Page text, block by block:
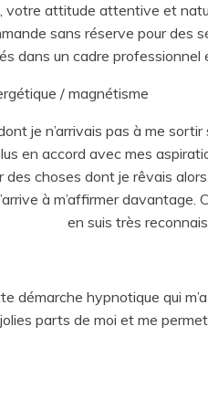
votre attitude attentive et
sans réserve pour des
dans un cadre professionnel
/ magnétisme
je n’arrivais pas à me
en accord avec mes
choses dont je rêvais
à m’affirmer
en suis très
démarche hypnotique qui
parts de moi et me